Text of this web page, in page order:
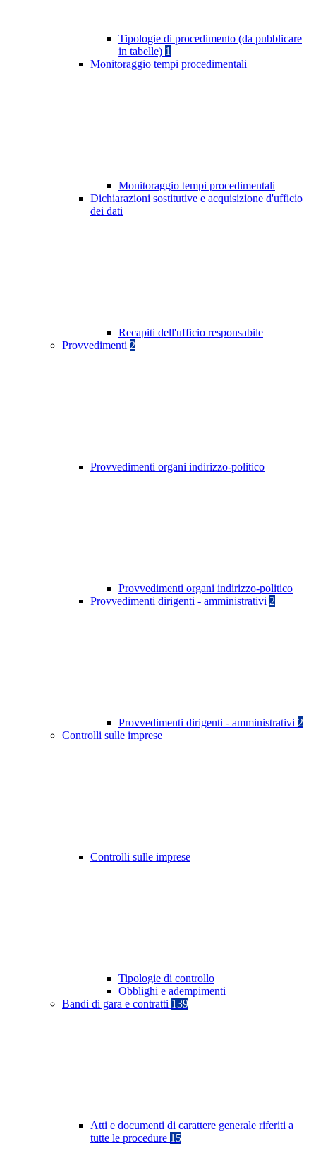
Tipologie di procedimento (da pubblicare
in tabelle) 1
Monitoraggio tempi procedimentali
Monitoraggio tempi procedimentali
Dichiarazioni sostitutive e acquisizione d'ufficio
dei dati
Recapiti dell'ufficio responsabile
Provvedimenti 2
Provvedimenti organi indirizzo-politico
Provvedimenti organi indirizzo-politico
Provvedimenti dirigenti - amministrativi 2
Provvedimenti dirigenti - amministrativi 2
Controlli sulle imprese
Controlli sulle imprese
Tipologie di controllo
Obblighi e adempimenti
Bandi di gara e contratti 139
Atti e documenti di carattere generale riferiti a
tutte le procedure 15